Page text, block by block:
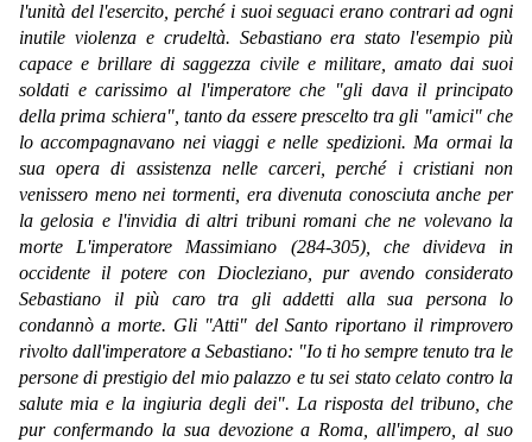
l'unità del l'esercito, perché i suoi seguaci erano contrari ad ogni
inutile violenza e crudeltà. Sebastiano era stato l'esempio più
capace e brillare di saggezza civile e militare, amato dai suoi
soldati e carissimo al l'imperatore che "gli dava il principato
della prima schiera", tanto da essere prescelto tra gli "amici" che
lo accompagnavano nei viaggi e nelle spedizioni. Ma ormai la
sua opera di assistenza nelle carceri, perché i cristiani non
venissero meno nei tormenti, era divenuta conosciuta anche per
la gelosia e l'invidia di altri tribuni romani che ne volevano la
morte L'imperatore Massimiano (284-305), che divideva in
occidente il potere con Diocleziano, pur avendo considerato
Sebastiano il più caro tra gli addetti alla sua persona lo
condannò a morte. Gli "Atti" del Santo riportano il rimprovero
rivolto dall'imperatore a Sebastiano: "Io ti ho sempre tenuto tra le
persone di prestigio del mio palazzo e tu sei stato celato contro la
salute mia e la ingiuria degli dei". La risposta del tribuno, che
pur confermando la sua devozione a Roma, all'impero, al suo